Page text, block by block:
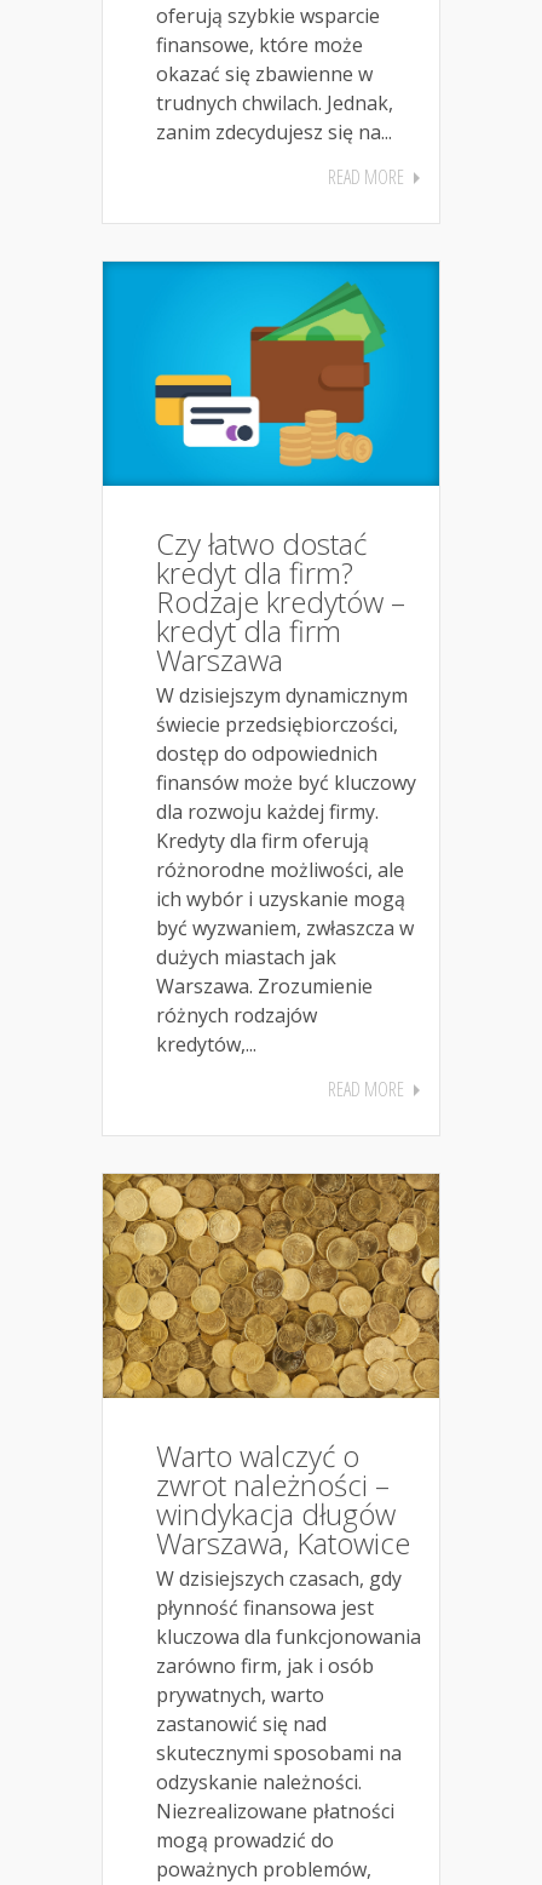
oferują szybkie wsparcie
finansowe, które może
okazać się zbawienne w
trudnych chwilach. Jednak,
zanim zdecydujesz się na...
READ MORE
Czy łatwo dostać
kredyt dla firm?
Rodzaje kredytów –
kredyt dla firm
Warszawa
W dzisiejszym dynamicznym
świecie przedsiębiorczości,
dostęp do odpowiednich
finansów może być kluczowy
dla rozwoju każdej firmy.
Kredyty dla firm oferują
różnorodne możliwości, ale
ich wybór i uzyskanie mogą
być wyzwaniem, zwłaszcza w
dużych miastach jak
Warszawa. Zrozumienie
różnych rodzajów
kredytów,...
READ MORE
Warto walczyć o
zwrot należności –
windykacja długów
Warszawa, Katowice
W dzisiejszych czasach, gdy
płynność finansowa jest
kluczowa dla funkcjonowania
zarówno firm, jak i osób
prywatnych, warto
zastanowić się nad
skutecznymi sposobami na
odzyskanie należności.
Niezrealizowane płatności
mogą prowadzić do
poważnych problemów,